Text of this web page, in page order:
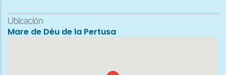
Ubicación
Mare de Déu de la Pertusa